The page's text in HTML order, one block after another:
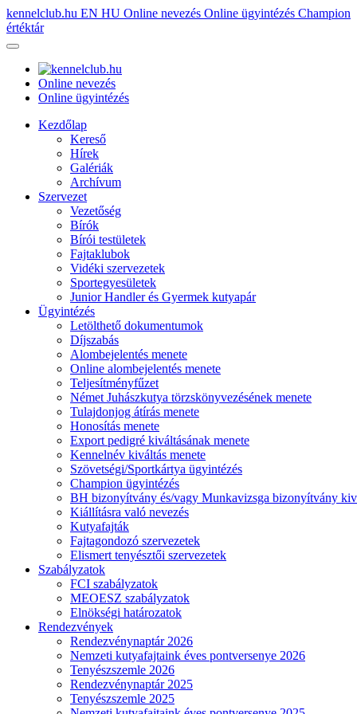
kennelclub.hu EN HU Online nevezés Online ügyintézés Champion
értéktár
Online nevezés
Online ügyintézés
Kezdőlap
Kereső
Hírek
Galériák
Archívum
Szervezet
Vezetőség
Bírók
Bírói testületek
Fajtaklubok
Vidéki szervezetek
Sportegyesületek
Junior Handler és Gyermek kutyapár
Ügyintézés
Letölthető dokumentumok
Díjszabás
Alombejelentés menete
Online alombejelentés menete
Teljesítményfűzet
Német Juhászkutya törzskönyvezésének menete
Tulajdonjog átírás menete
Honosítás menete
Export pedigré kiváltásának menete
Kennelnév kiváltás menete
Szövetségi/Sportkártya ügyintézés
Champion ügyintézés
BH bizonyítvány és/vagy Munkavizsga bizonyítvány
Kiállításra való nevezés
Kutyafajták
Fajtagondozó szervezetek
Elismert tenyésztői szervezetek
Szabályzatok
FCI szabályzatok
MEOESZ szabályzatok
Elnökségi határozatok
Rendezvények
Rendezvénynaptár 2026
Nemzeti kutyafajtaink éves pontversenye 2026
Tenyészszemle 2026
Rendezvénynaptár 2025
Tenyészszemle 2025